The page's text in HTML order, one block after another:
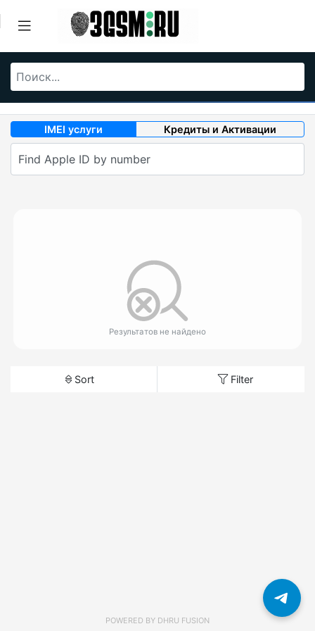
IMEI услуги Кредиты и Активации
Результатов не найдено
Sort Filter
POWERED BY DHRU FUSION